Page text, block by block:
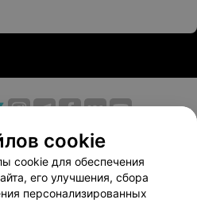
Размещение рекламы
Публичный договор
Способы оплаты
Партнеры
cookie
cookie для обеспечения
его улучшения, сбора
персонализированных